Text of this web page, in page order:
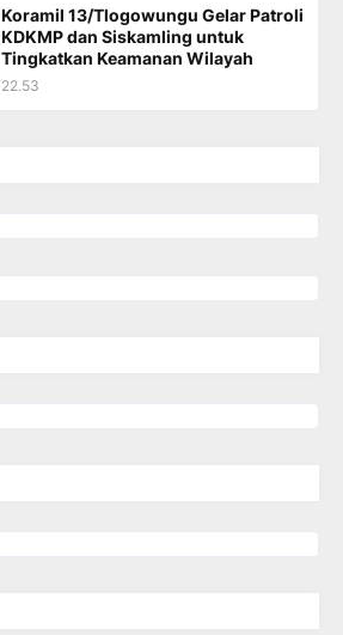
Koramil 13/Tlogowungu Gelar Patroli
KDKMP dan Siskamling untuk
Tingkatkan Keamanan Wilayah
22.53